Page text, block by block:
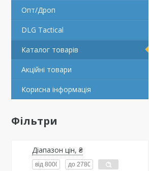
Опт/Дроп
DLG Tactical
Каталог товарів
Акційні товари
Корисна інформація
Фільтри
Діапазон цін, ₴